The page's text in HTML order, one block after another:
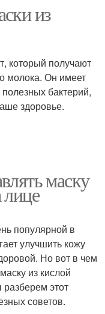
из
который получают
молока. Он имеет
бактерий,
здоровье.
маску
популярной в
улучшить кожу
Но вот в чем
из кислой
этот
советов.